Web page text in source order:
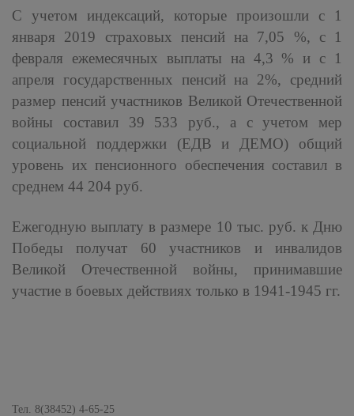
С учетом индексаций, которые произошли с 1
января 2019 страховых пенсий на 7,05 %, с 1
февраля ежемесячных выплаты на 4,3 % и с 1
апреля государственных пенсий на 2%, средний
размер пенсий участников Великой Отечественной
войны составил 39 533 руб., а с учетом мер
социальной поддержки (ЕДВ и ДЕМО) общий
уровень их пенсионного обеспечения составил в
среднем 44 204 руб.
Ежегодную выплату в размере 10 тыс. руб. к Дню
Победы получат 60 участников и инвалидов
Великой Отечественной войны, принимавшие
участие в боевых действиях только в 1941-1945 гг.
Тел. 8(38452) 4-65-25